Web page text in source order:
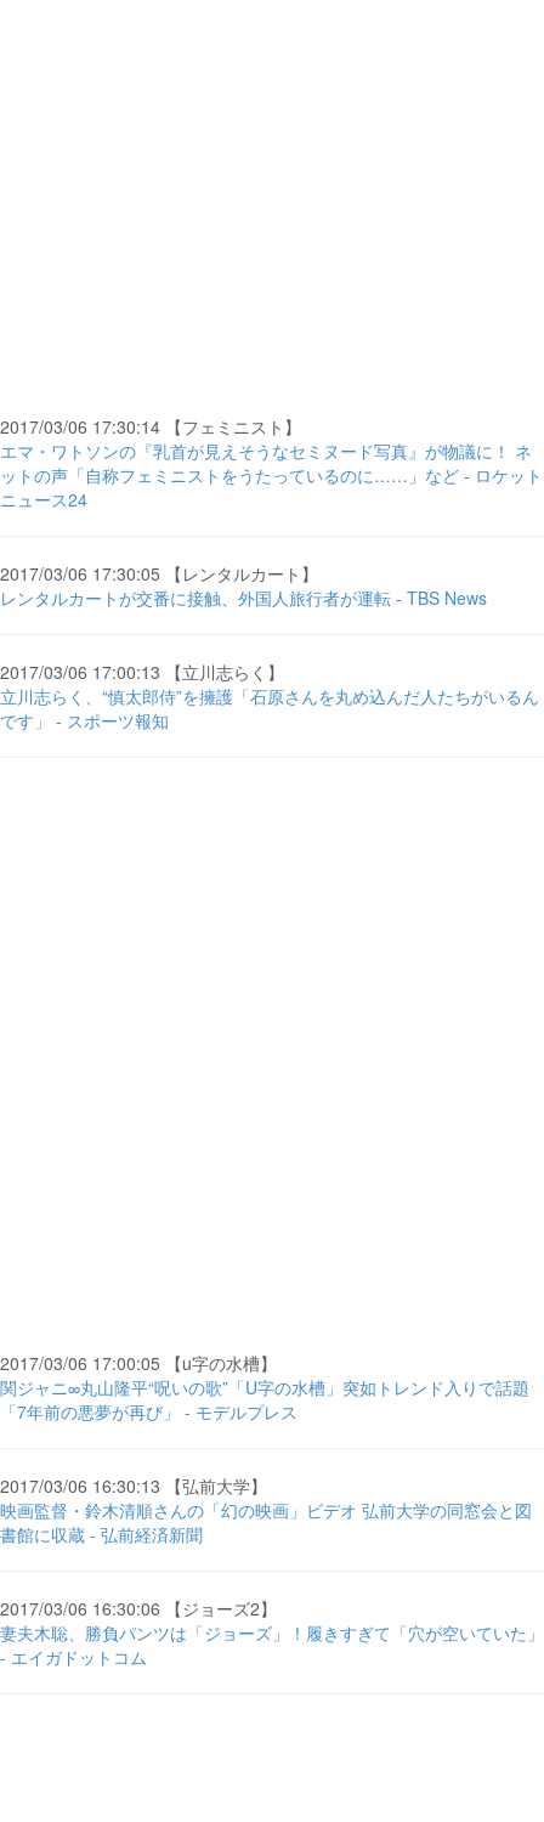
2017/03/06 17:30:14 【フェミニスト】
エマ・ワトソンの『乳首が見えそうなセミヌード写真』が物議に！ ネ
ットの声「自称フェミニストをうたっているのに……」など - ロケット
ニュース24
2017/03/06 17:30:05 【レンタルカート】
レンタルカートが交番に接触、外国人旅行者が運転 - TBS News
2017/03/06 17:00:13 【立川志らく】
立川志らく、“慎太郎侍”を擁護「石原さんを丸め込んだ人たちがいるん
です」 - スポーツ報知
2017/03/06 17:00:05 【u字の水槽】
関ジャニ∞丸山隆平“呪いの歌”「U字の水槽」突如トレンド入りで話題
「7年前の悪夢が再び」 - モデルプレス
2017/03/06 16:30:13 【弘前大学】
映画監督・鈴木清順さんの「幻の映画」ビデオ 弘前大学の同窓会と図
書館に収蔵 - 弘前経済新聞
2017/03/06 16:30:06 【ジョーズ2】
妻夫木聡、勝負パンツは「ジョーズ」！履きすぎて「穴が空いていた」
- エイガドットコム